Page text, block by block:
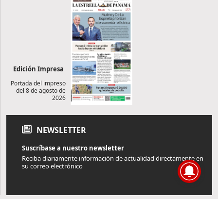
Edición Impresa
Portada del impreso
del 8 de agosto de
2026
NEWSLETTER
Suscríbase a nuestro newsletter
Reciba diariamente información de actualidad directamente en
su correo electrónico